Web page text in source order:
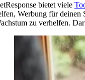
bietet viele
Werbung für deinen
zu verhelfen.